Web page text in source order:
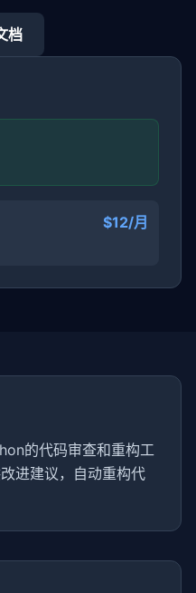
档
$12/月
的代码审查和重构工
进建议，自动重构代